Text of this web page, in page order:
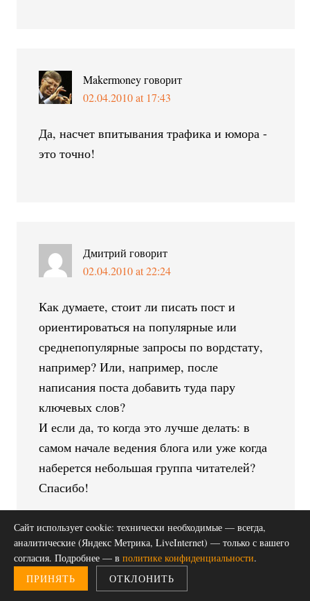
Makermoney говорит
02.04.2010 at 17:43
Да, насчет впитывания трафика и юмора -
это точно!
Дмитрий говорит
02.04.2010 at 22:24
Как думаете, стоит ли писать пост и
ориентироваться на популярные или
среднепопулярные запросы по вордстату,
например? Или, например, после
написания поста добавить туда пару
ключевых слов?
И если да, то когда это лучше делать: в
самом начале ведения блога или уже когда
наберется небольшая группа читателей?
Спасибо!
Блог о Диабетеговорит
Сайт использует cookie: технически необходимые — всегда,
аналитические (Яндекс Метрика, LiveInternet) — только с вашего
согласия. Подробнее — в политике конфиденциальности.
ПРИНЯТЬ
ОТКЛОНИТЬ